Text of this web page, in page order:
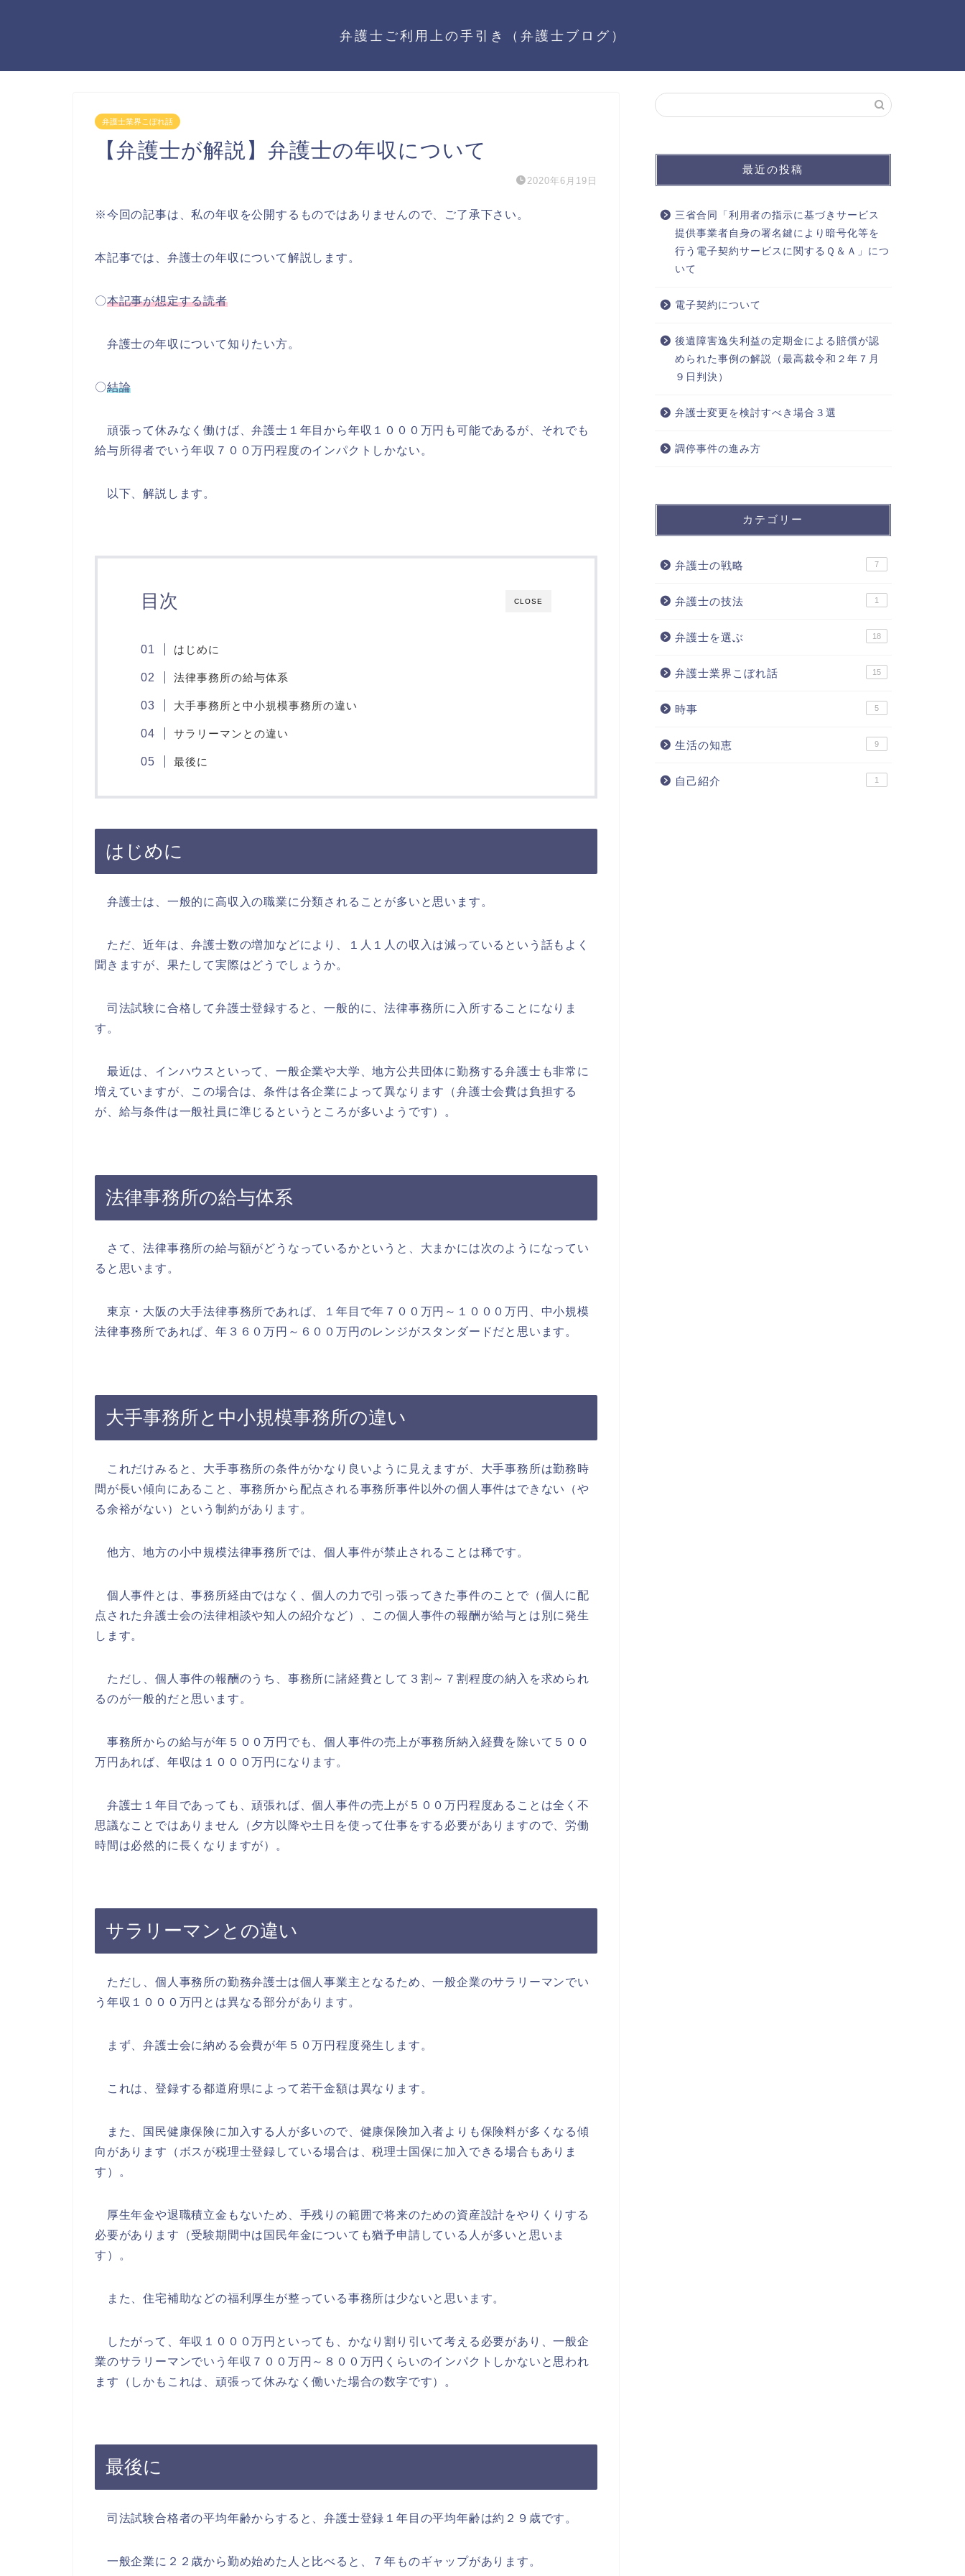
弁護士ご利用上の手引き（弁護士ブログ）
弁護士業界こぼれ話
【弁護士が解説】弁護士の年収について
2020年6月19日
※今回の記事は、私の年収を公開するものではありませんので、ご了承下さい。
本記事では、弁護士の年収について解説します。
〇本記事が想定する読者
弁護士の年収について知りたい方。
〇結論
頑張って休みなく働けば、弁護士１年目から年収１０００万円も可能であるが、それでも
給与所得者でいう年収７００万円程度のインパクトしかない。
以下、解説します。
CLOSE
目次
はじめに
法律事務所の給与体系
大手事務所と中小規模事務所の違い
サラリーマンとの違い
最後に
はじめに
弁護士は、一般的に高収入の職業に分類されることが多いと思います。
ただ、近年は、弁護士数の増加などにより、１人１人の収入は減っているという話もよく
聞きますが、果たして実際はどうでしょうか。
司法試験に合格して弁護士登録すると、一般的に、法律事務所に入所することになりま
す。
最近は、インハウスといって、一般企業や大学、地方公共団体に勤務する弁護士も非常に
増えていますが、この場合は、条件は各企業によって異なります（弁護士会費は負担する
が、給与条件は一般社員に準じるというところが多いようです）。
法律事務所の給与体系
さて、法律事務所の給与額がどうなっているかというと、大まかには次のようになってい
ると思います。
東京・大阪の大手法律事務所であれば、１年目で年７００万円～１０００万円、中小規模
法律事務所であれば、年３６０万円～６００万円のレンジがスタンダードだと思います。
大手事務所と中小規模事務所の違い
これだけみると、大手事務所の条件がかなり良いように見えますが、大手事務所は勤務時
間が長い傾向にあること、事務所から配点される事務所事件以外の個人事件はできない（や
る余裕がない）という制約があります。
他方、地方の小中規模法律事務所では、個人事件が禁止されることは稀です。
個人事件とは、事務所経由ではなく、個人の力で引っ張ってきた事件のことで（個人に配
点された弁護士会の法律相談や知人の紹介など）、この個人事件の報酬が給与とは別に発生
します。
ただし、個人事件の報酬のうち、事務所に諸経費として３割～７割程度の納入を求められ
るのが一般的だと思います。
事務所からの給与が年５００万円でも、個人事件の売上が事務所納入経費を除いて５００
万円あれば、年収は１０００万円になります。
弁護士１年目であっても、頑張れば、個人事件の売上が５００万円程度あることは全く不
思議なことではありません（夕方以降や土日を使って仕事をする必要がありますので、労働
時間は必然的に長くなりますが）。
サラリーマンとの違い
ただし、個人事務所の勤務弁護士は個人事業主となるため、一般企業のサラリーマンでい
う年収１０００万円とは異なる部分があります。
まず、弁護士会に納める会費が年５０万円程度発生します。
これは、登録する都道府県によって若干金額は異なります。
また、国民健康保険に加入する人が多いので、健康保険加入者よりも保険料が多くなる傾
向があります（ボスが税理士登録している場合は、税理士国保に加入できる場合もありま
す）。
厚生年金や退職積立金もないため、手残りの範囲で将来のための資産設計をやりくりする
必要があります（受験期間中は国民年金についても猶予申請している人が多いと思いま
す）。
また、住宅補助などの福利厚生が整っている事務所は少ないと思います。
したがって、年収１０００万円といっても、かなり割り引いて考える必要があり、一般企
業のサラリーマンでいう年収７００万円～８００万円くらいのインパクトしかないと思われ
ます（しかもこれは、頑張って休みなく働いた場合の数字です）。
最後に
司法試験合格者の平均年齢からすると、弁護士登録１年目の平均年齢は約２９歳です。
一般企業に２２歳から勤め始めた人と比べると、７年ものギャップがあります。
最近の投稿
三省合同「利用者の指示に基づきサービス
提供事業者自身の署名鍵により暗号化等を
行う電子契約サービスに関するＱ＆Ａ」につ
いて
電子契約について
後遺障害逸失利益の定期金による賠償が認
められた事例の解説（最高裁令和２年７月
９日判決）
弁護士変更を検討すべき場合３選
調停事件の進み方
カテゴリー
弁護士の戦略 7
弁護士の技法 1
弁護士を選ぶ 18
弁護士業界こぼれ話 15
時事 5
生活の知恵 9
自己紹介 1